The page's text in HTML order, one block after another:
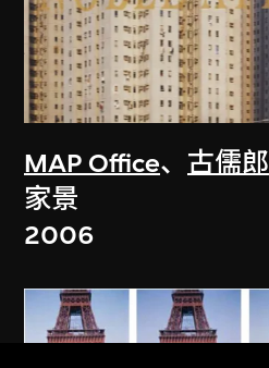
MAP Office、 古儒郎
家景
2006